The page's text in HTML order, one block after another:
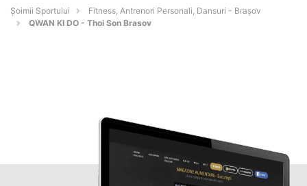
Șoimii Sportului
Fitness, Antrenori Personali, Dansuri - Braşov
QWAN KI DO - Thoi Son Brasov